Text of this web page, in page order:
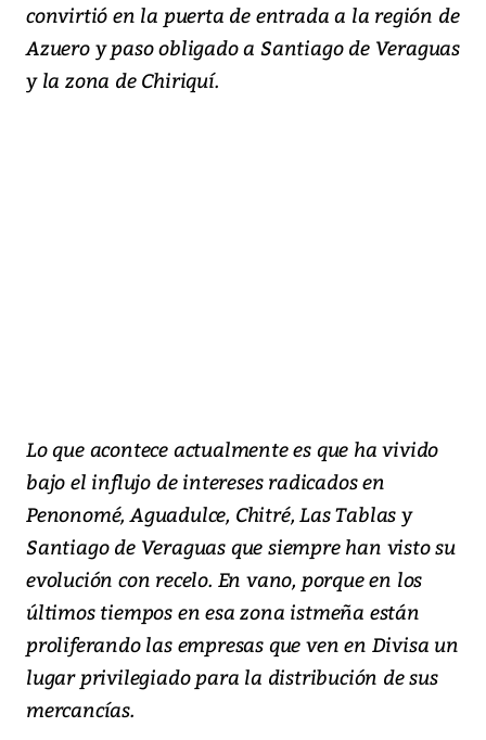
convirtió en la puerta de entrada a la región de
Azuero y paso obligado a Santiago de Veraguas
y la zona de Chiriquí.
Lo que acontece actualmente es que ha vivido
bajo el influjo de intereses radicados en
Penonomé, Aguadulce, Chitré, Las Tablas y
Santiago de Veraguas que siempre han visto su
evolución con recelo. En vano, porque en los
últimos tiempos en esa zona istmeña están
proliferando las empresas que ven en Divisa un
lugar privilegiado para la distribución de sus
mercancías.